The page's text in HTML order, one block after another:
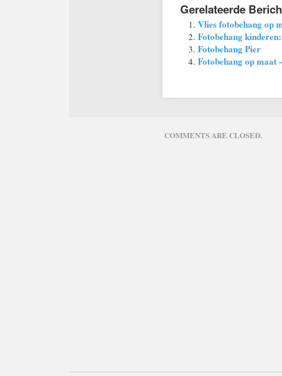
Gerelateerde
Vlies fotobehang op
Fotobehang
Fotobehang Pier
Fotobehang op maat
COMMENTS ARE CLOSED.